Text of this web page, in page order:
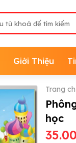
Giới Thiệu
Trang
học